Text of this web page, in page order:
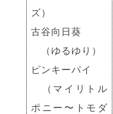
ズ）
古谷向日葵
（ゆるゆり）
ピンキーパイ
（マイリトル
ポニー〜トモダ